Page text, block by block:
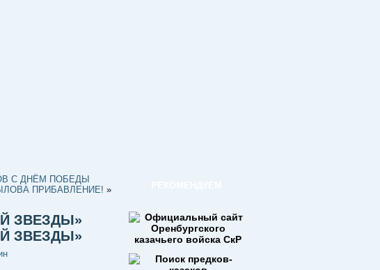
С ДНЁМ ПОБЕДЫ
ПРИБАВЛЕНИЕ! »
ЗВЕЗДЫ»
ЗВЕЗДЫ»